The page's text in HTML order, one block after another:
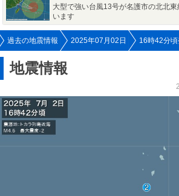
大型で強い台風13号が名護市の北北
います
過去の地震情報 2025年07月02日 16時42分
地震情報